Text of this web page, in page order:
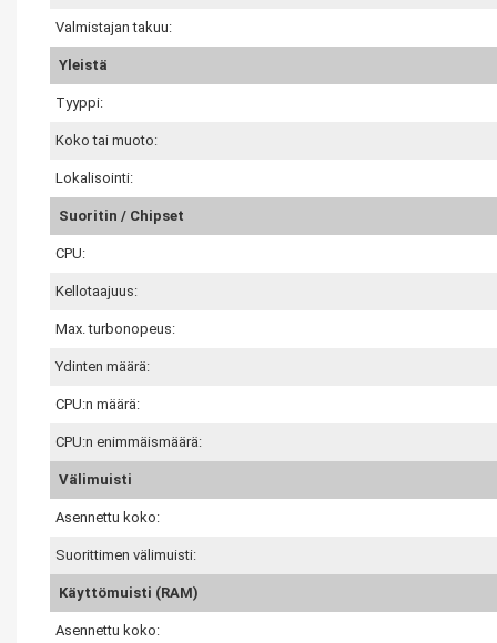
Valmistajan takuu:
Yleistä
Tyyppi:
Koko tai muoto:
Lokalisointi:
Suoritin / Chipset
CPU:
Kellotaajuus:
Max. turbonopeus:
Ydinten määrä:
CPU:n määrä:
CPU:n enimmäismäärä:
Välimuisti
Asennettu koko:
Suorittimen välimuisti:
Käyttömuisti (RAM)
Asennettu koko: